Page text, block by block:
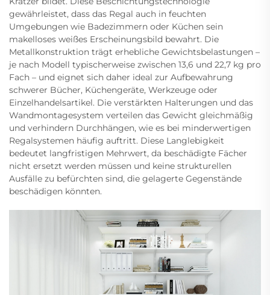
gewährleistet, dass das Regal auch in feuchten
Umgebungen wie Badezimmern oder Küchen sein
makelloses weißes Erscheinungsbild bewahrt. Die
Metallkonstruktion trägt erhebliche Gewichtsbelastungen –
je nach Modell typischerweise zwischen 13,6 und 22,7 kg pro
Fach – und eignet sich daher ideal zur Aufbewahrung
schwerer Bücher, Küchengeräte, Werkzeuge oder
Einzelhandelsartikel. Die verstärkten Halterungen und das
Wandmontagesystem verteilen das Gewicht gleichmäßig
und verhindern Durchhängen, wie es bei minderwertigen
Regalsystemen häufig auftritt. Diese Langlebigkeit
bedeutet langfristigen Mehrwert, da beschädigte Fächer
nicht ersetzt werden müssen und keine strukturellen
Ausfälle zu befürchten sind, die gelagerte Gegenstände
beschädigen könnten.